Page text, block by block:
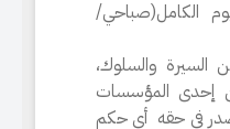
الكامل(صباحي/
والسلوك،
إحدى المؤسسات
صدر في حقه أي حكم